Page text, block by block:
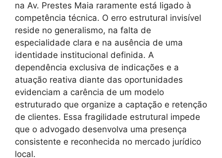
na Av. Prestes Maia raramente está ligado à
competência técnica. O erro estrutural invisível
reside no generalismo, na falta de
especialidade clara e na ausência de uma
identidade institucional definida. A
dependência exclusiva de indicações e a
atuação reativa diante das oportunidades
evidenciam a carência de um modelo
estruturado que organize a captação e retenção
de clientes. Essa fragilidade estrutural impede
que o advogado desenvolva uma presença
consistente e reconhecida no mercado jurídico
local.